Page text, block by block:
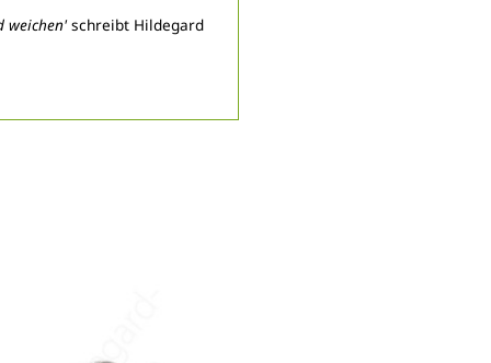
weichen'schreibt Hildegard